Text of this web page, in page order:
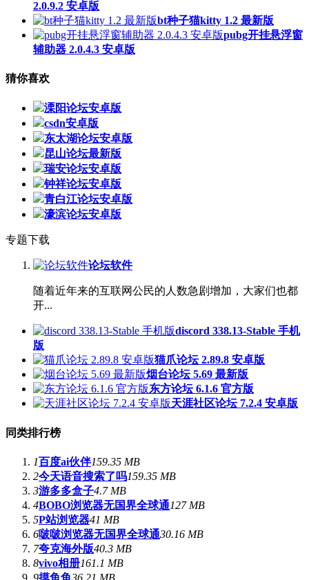
2.0.9.2 安卓版
bt种子猫kitty 1.2 最新版
pubg开挂悬浮窗
辅助器 2.0.4.3 安卓版
猜你喜欢
溧阳论坛安卓版
csdn安卓版
东太湖论坛安卓版
昆山论坛最新版
瑞安论坛安卓版
钟祥论坛安卓版
青白江论坛安卓版
濠滨论坛安卓版
专题下载
论坛软件
随着近年来的互联网公民的人数急剧增加，大家们也都
开...
discord 338.13-Stable 手机
版
猫爪论坛 2.89.8 安卓版
烟台论坛 5.69 最新版
东方论坛 6.1.6 官方版
天涯社区论坛 7.2.4 安卓版
同类排行榜
1百度ai伙伴159.35 MB
2今天语音搜索了吗159.35 MB
3游多多盒子4.7 MB
4BOBO浏览器无国界全球通127 MB
5P站浏览器41 MB
6啵啵浏览器无国界全球通30.16 MB
7夸克海外版40.3 MB
8vivo相册161.1 MB
9摸鱼鱼36.21 MB